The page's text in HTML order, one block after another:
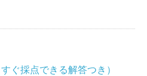
ぐ採点できる解答つき）